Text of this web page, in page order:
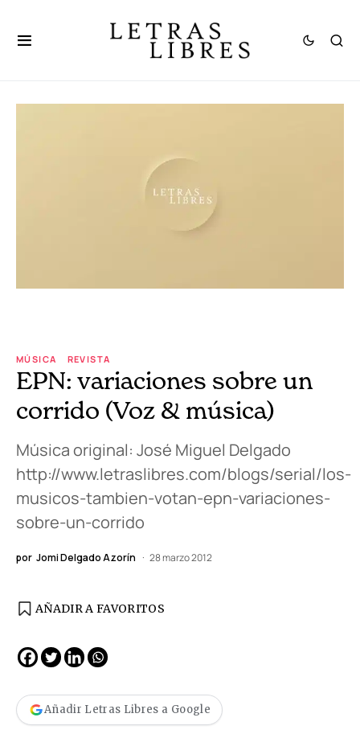
MÚSICA REVISTA
EPN: variaciones sobre un
corrido (Voz & música)
Música original: José Miguel Delgado
http://www.letraslibres.com/blogs/serial/los-
musicos-tambien-votan-epn-variaciones-
sobre-un-corrido
por Jomi Delgado Azorín 28 marzo 2012
AÑADIR A FAVORITOS
Añadir Letras Libres a Google